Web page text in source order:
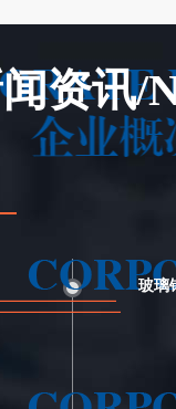
资讯/
玻璃